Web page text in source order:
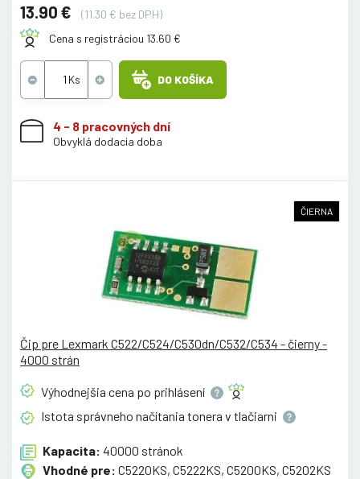
13.90 €
(11.30 € bez DPH)
Cena s registráciou 13.60 €
DO KOŠÍKA
4 - 8 pracovných dní
Obvyklá dodacia doba
ČIERNA
Čip pre Lexmark C522/C524/C530dn/C532/C534 - čierny -
4000 strán
Výhodnejšia cena po prihlásení
Istota správneho načítania tonera v tlačiarni
Kapacita: 40000 stránok
Vhodné pre: C5220KS, C5222KS, C5200KS, C5202KS